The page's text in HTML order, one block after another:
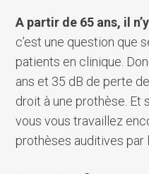
A partir de 65 ans, il
c’est une question que
patients en clinique.
ans et 35 dB de perte
droit à une prothèse. Et
vous vous travaillez
prothèses auditives par